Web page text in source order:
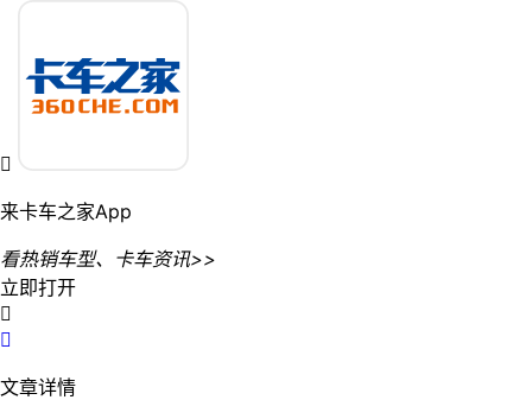

来卡车之家App
看热销车型、卡车资讯>>
立即打开


文章详情